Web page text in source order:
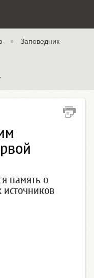
Заповедник
память о
источников